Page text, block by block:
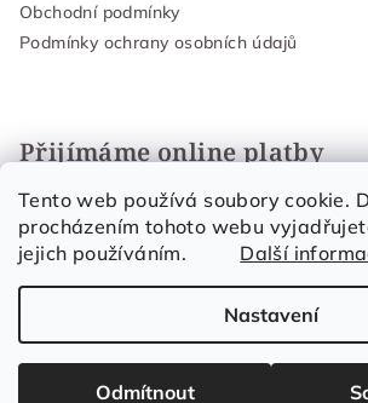
Tento web používá soubory cookie.
procházením tohoto webu
jejich používáním. Další
Nastavení
Odmítnout
Obchodní podmínky
Podmínky ochrany osobních údajů
Přijímáme online platby
Upravit nastavení